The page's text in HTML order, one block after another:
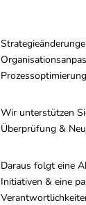
Wir unterstützen
Überprüfung &
Daraus folgt eine
Initiativen & eine